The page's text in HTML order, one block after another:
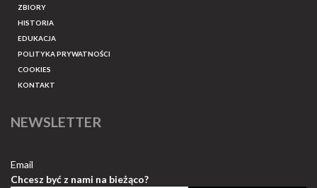
ZBIORY
HISTORIA
EDUKACJA
POLITYKA PRYWATNOŚCI
COOKIES
KONTAKT
NEWSLETTER
Email
Chcesz być z nami na bieżąco?